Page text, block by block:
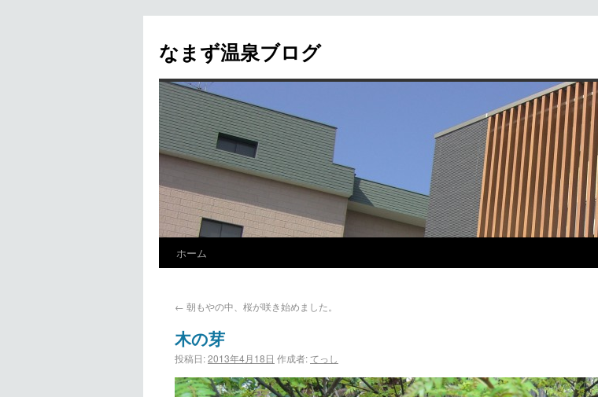
なまず温泉ブログ
ホーム
← 朝もやの中、桜が咲き始めました。
木の芽
投稿日:2013年4月18日 作成者:てっし